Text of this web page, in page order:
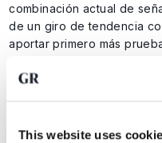
This website uses
combinación actual de
de un giro de tendencia
aportar primero más
En ese contexto, será
medias móviles
momento de redactar este
en el gráfico siguiente.